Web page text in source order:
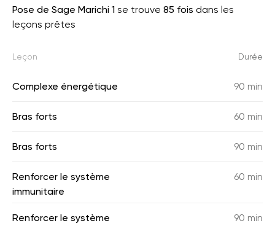
Pose de Sage Marichi 1 se trouve 85 fois dans les
leçons prêtes
Leçon Durée
Complexe énergétique 90 min
Bras forts 60 min
Bras forts 90 min
Renforcer le système
immunitaire
60 min
Renforcer le système
90 min